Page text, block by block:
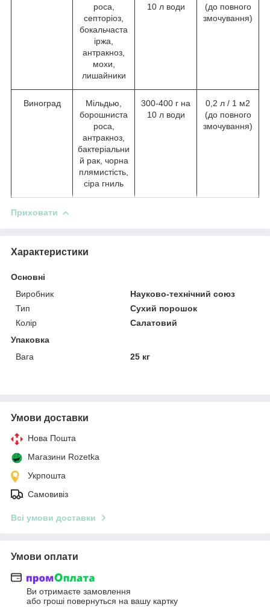
роса,
септоріоз,
бокальчаста
іржа,
антракноз,
мохи,
лишайники
10 л води
(до повного
змочування)
Виноград
Мільдью,
борошниста
роса,
антракноз,
бактеріальни
й рак, чорна
плямистість,
сіра гниль
300-400 г на
10 л води
0,2 л / 1 м2
(до повного
змочування)
Приховати
Характеристики
Основні
Виробник
Науково-технічний союз
Тип
Сухий порошок
Колір
Салатовий
Упаковка
Вага
25 кг
Умови доставки
Нова Пошта
Магазини Rozetka
Укрпошта
Самовивіз
Всі умови доставки
Умови оплати
Ви отримаєте замовлення
або гроші повернуться на вашу картку